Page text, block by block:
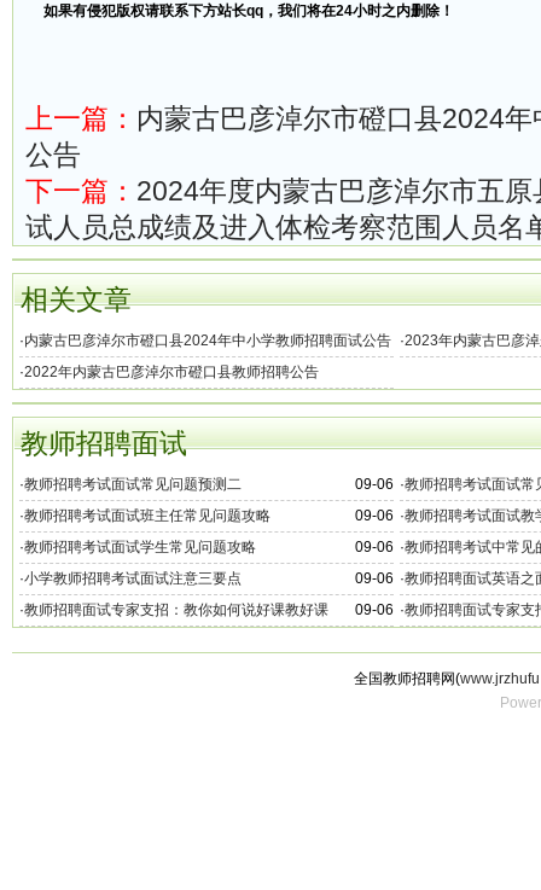
如果有侵犯版权请联系下方站长qq，我们将在24小时之内删除！
上一篇： 内蒙古巴彦淖尔市磴口县2024
公告
下一篇： 2024年度内蒙古巴彦淖尔市五
试人员总成绩及进入体检考察范围人员名
相关文章
·内蒙古巴彦淖尔市磴口县2024年中小学教师招聘面试公告 ·2023年内蒙古巴彦
·2022年内蒙古巴彦淖尔市磴口县教师招聘公告
教师招聘面试
09-06
·教师招聘考试面试常见问题预测二 ·教师招聘考试面试常
09-06
·教师招聘考试面试班主任常见问题攻略 ·教师招聘考试面试教
09-06
·教师招聘考试面试学生常见问题攻略 ·教师招聘考试中常见
09-06
·小学教师招聘考试面试注意三要点 ·教师招聘面试英语之
09-06
·教师招聘面试专家支招：教你如何说好课教好课 ·教师招聘面试专家支
全国教师招聘网(